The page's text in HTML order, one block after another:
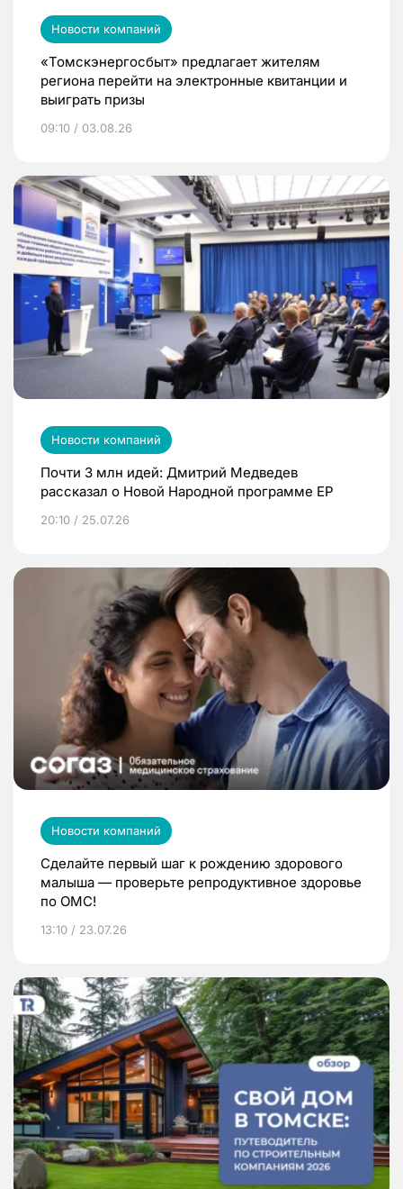
Новости компаний
«Томскэнергосбыт» предлагает жителям
региона перейти на электронные квитанции и
выиграть призы
09:10 / 03.08.26
Новости компаний
Почти 3 млн идей: Дмитрий Медведев
рассказал о Новой Народной программе ЕР
20:10 / 25.07.26
Новости компаний
Сделайте первый шаг к рождению здорового
малыша — проверьте репродуктивное здоровье
по ОМС!
13:10 / 23.07.26